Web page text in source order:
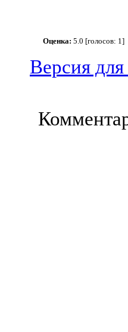
Оценка: 5.0 [голосов: 1]
Версия для